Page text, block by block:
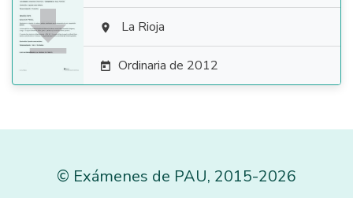
  La Rioja
 Ordinaria de 2012
© Exámenes de PAU, 2015-2026